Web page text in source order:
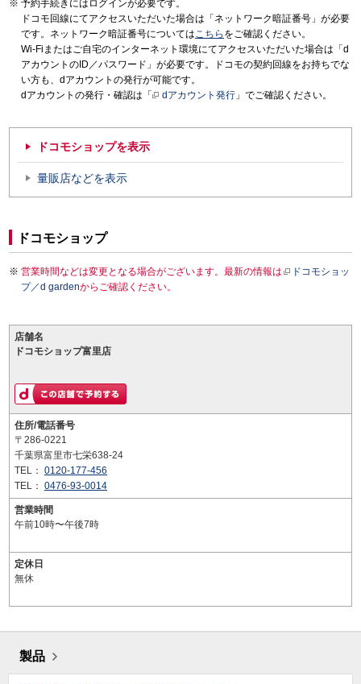
予約手続きにはログインが必要です。
ドコモ回線にてアクセスいただいた場合は「ネットワーク暗証番号」が必要
です。ネットワーク暗証番号についてはこちら をご確認ください。
Wi-Fiまたはご自宅のインターネット環境にてアクセスいただいた場合は「d
アカウントのID／パスワード」が必要です。ドコモの契約回線をお持ちでな
い方も、dアカウントの発行が可能です。
dアカウントの発行・確認は「
dアカウント発行 」でご確認ください。
ドコモショップを表示
量販店などを表示
ドコモショップ
営業時間などは変更となる場合がございます。最新の情報は
ドコモショッ
プ／d gardenからご確認ください。
店舗名
ドコモショップ富里店
住所/電話番号
〒286-0221
千葉県富里市七栄638-24
TEL： 0120-177-456
TEL： 0476-93-0014
営業時間
午前10時〜午後7時
定休日
無休
製品